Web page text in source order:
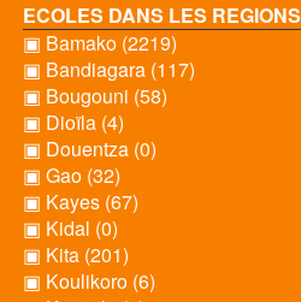
ECOLES DANS LES REGIONS
▣ Bamako (2219)
▣ Bandiagara (117)
▣ Bougouni (58)
▣ Dioïla (4)
▣ Douentza (0)
▣ Gao (32)
▣ Kayes (67)
▣ Kidal (0)
▣ Kita (201)
▣ Koulikoro (6)